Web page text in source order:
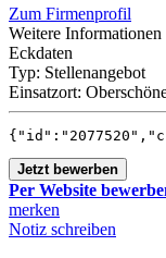
Zum Firmenprofil
Weitere Informationen
Eckdaten
Typ: Stellenangebot
Einsatzort:
Jetzt bewerben
Per Website
merken
Notiz schreiben